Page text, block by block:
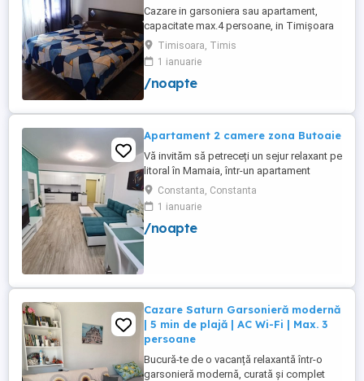
Cazare in garsoniera sau apartament,
capacitate max.4 persoane, in Timișoara
la 2 km de Spitalul Judetean. (la doua
strazi)de zona Calea Buziasului
Lic.Electrotimis si la 2 km de Mosnita
Noua Centura. PARCARE. Situat la et.1 al
+wifi , frigider, mașină spălat, ...
Timisoara, Timis
1 ianuarie
/noapte
Apartament 2 camere zona Butoaie
Vă invităm să petreceți un sejur relaxant pe
litoral în Mamaia, într-un apartament
modern, situat în complexul Moonlight,
Residence, zona centrală una dintre cele
mai căutate locații din stațiune. Locație
excelentă la doar câțiva pași de plajă,
Constanta, Constanta
1 ianuarie
/noapte
Cazare Saturn Garsonieră modernă
| 5 min de plajă | AC Wi-Fi | Max. 3
persoane
Bucură-te de o vacanță relaxantă într-o
garsonieră modernă, curată și complet